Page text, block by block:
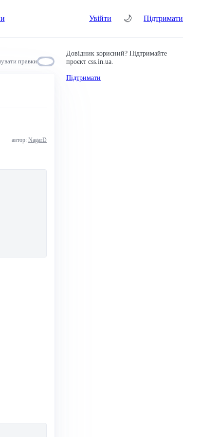
Увійти 🌙 Підтримати
правки
автор: NagarD
Довідник корисний? Підтримайте
проєкт css.in.ua.
Підтримати